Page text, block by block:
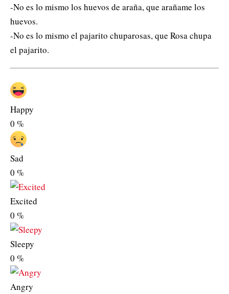
-No es lo mismo los huevos de araña, que arañame los
huevos.
-No es lo mismo el pajarito chuparosas, que Rosa chupa
el pajarito.
Happy
0 %
Sad
0 %
Excited
0 %
Sleepy
0 %
Angry